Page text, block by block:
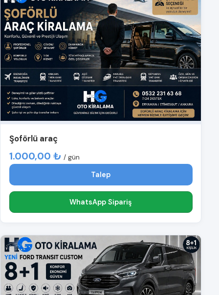
Şoförlü araç
1.000,00 ₺ / gün
Talep
WhatsApp Sipariş